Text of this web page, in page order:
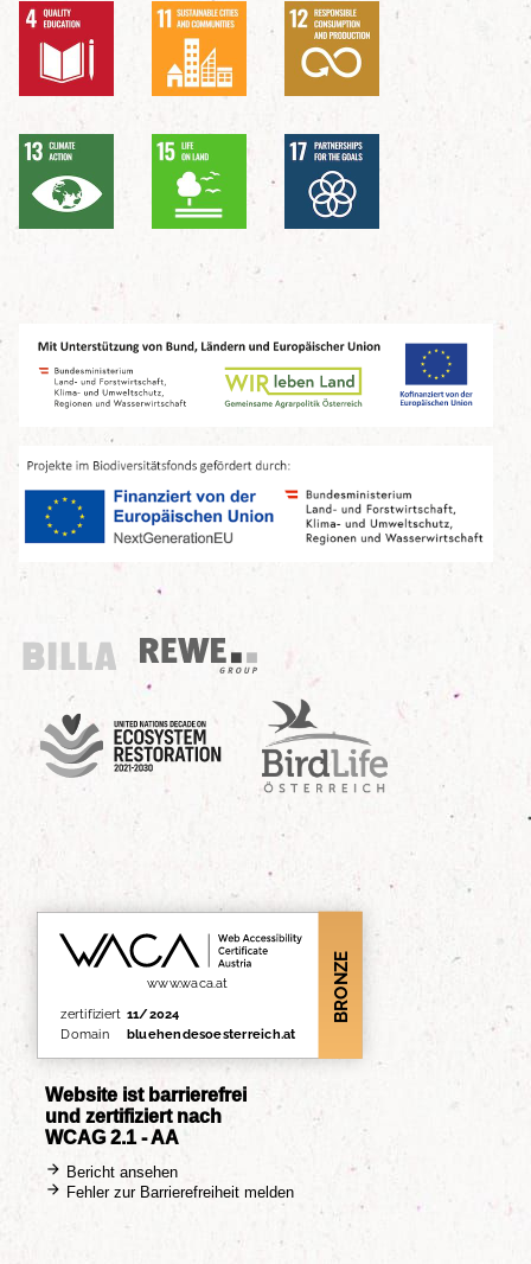
Billa
REWE Group
UN Decade
Birdlife